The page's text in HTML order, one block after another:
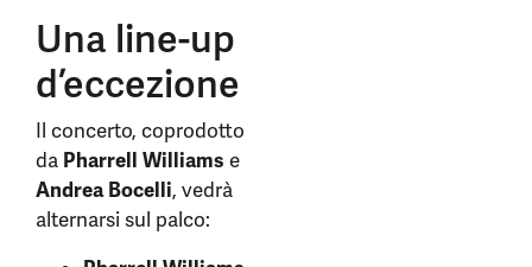
Una line-up
d’eccezione
Il concerto, coprodotto
da Pharrell Williams e
Andrea Bocelli, vedrà
alternarsi sul palco: